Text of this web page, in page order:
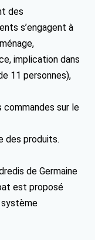
des
s’engagent à
implication dans
11 personnes),
sur le
des produits.
de Germaine
est proposé
système